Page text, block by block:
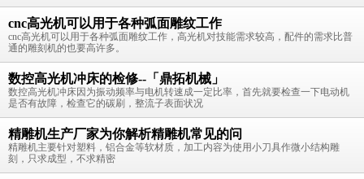
cnc高光机可以用于各种弧面雕纹工作
cnc高光机可以用于各种弧面雕纹工作，高光机对技能需求较高，配件的需求比普
通的雕刻机的也要高许多。
数控高光机冲床的检修--「鼎拓机械」
数控高光机冲床因为振动频率与电机转速成一定比率，首先就要检查一下电动机
是否有故障，检查它的碳刷，整流子表面状况
精雕机生产厂家为你解析精雕机常见的问
精雕机主要针对塑料，铝合金等软材质，加工内容为使用小刀具作微小结构雕
刻，只求成型，不求精密